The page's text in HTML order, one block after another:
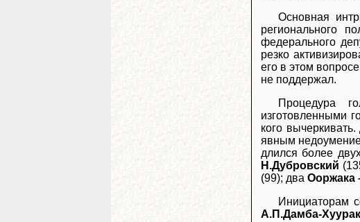
Основная
регионального
федерального
резко
его в этом
не поддержал.
Процедура
изготовленными
кого
явным
длился более
Н.Дубровский
(99); два Ооржака
Инициаторам
А.П.Дамба-